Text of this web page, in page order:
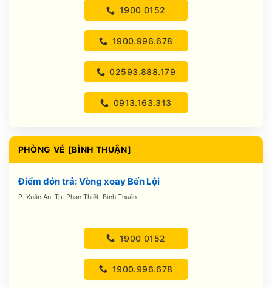
1900 0152
1900.996.678
02593.888.179
0913.163.313
PHÒNG VÉ [BÌNH THUẬN]
Điểm đón trả: Vòng xoay Bến Lội
P. Xuân An, Tp. Phan Thiết, Bình Thuận
1900 0152
1900.996.678